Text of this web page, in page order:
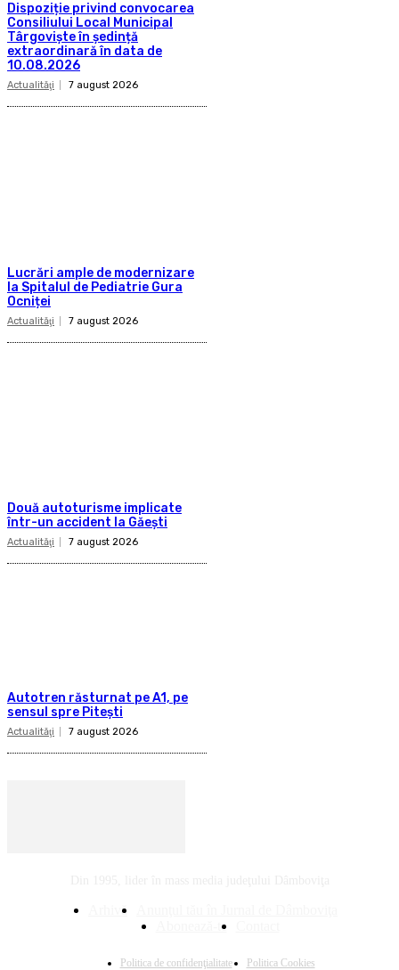
Dispoziție privind convocarea
Consiliului Local Municipal
Târgoviște în ședință
extraordinară în data de
10.08.2026
Actualităţi 7 august 2026
Lucrări ample de modernizare
la Spitalul de Pediatrie Gura
Ocniței
Actualităţi 7 august 2026
Două autoturisme implicate
într-un accident la Găești
Actualităţi 7 august 2026
Autotren răsturnat pe A1, pe
sensul spre Pitești
Actualităţi 7 august 2026
Arhivă
Abonează-te
Politica de confidenţialitate Politica Cookies